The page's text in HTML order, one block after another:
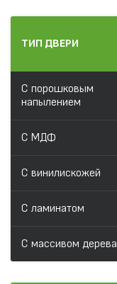
ТИП ДВЕРИ
С порошковым
напылением
С МДФ
С винилискожей
С ламинатом
С массивом дерева